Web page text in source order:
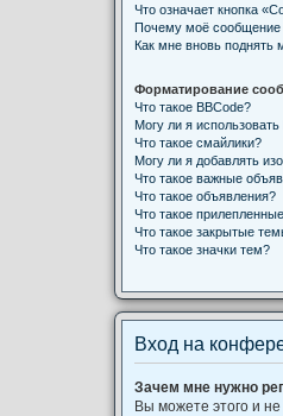
Что означает кнопка
Почему моё сообщение
Как мне вновь поднять
Форматирование
Что такое BBCode?
Могу ли я
Что такое смайлики?
Могу ли я добавлять
Что такое важные
Что такое объявления?
Что такое
Что такое закрытые
Что такое значки тем?
Вход на
Зачем мне нужно
Вы можете этого и